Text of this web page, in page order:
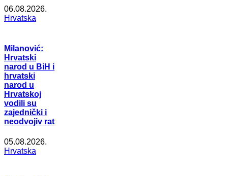
06.08.2026.
Hrvatska
Milanović:
Hrvatski
narod u BiH i
hrvatski
narod u
Hrvatskoj
vodili su
zajednički i
neodvojiv rat
05.08.2026.
Hrvatska